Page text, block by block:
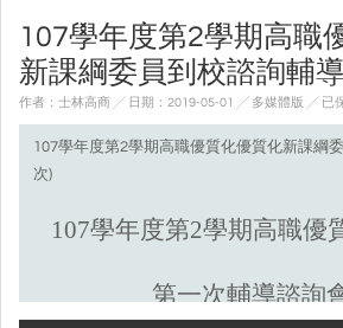
107學年度第2學期高職
新課綱委員到校諮詢輔
作者：士林高商 ╱ 日期：2019-05-01 ╱ 多媒體版 ╱ 已
107學年度第2學期高職優質化優質化新課綱
次)
107學年度第2學期高職優
第一次輔導諮詢